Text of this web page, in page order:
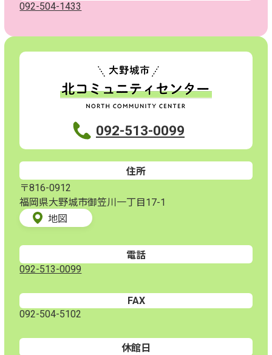
092-504-1433
092-513-0099
住所
〒816-0912
福岡県大野城市御笠川一丁目17-1
地図
電話
092-513-0099
FAX
092-504-5102
休館日